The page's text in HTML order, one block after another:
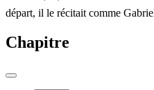
départ, il le récitait comme
Chapitre